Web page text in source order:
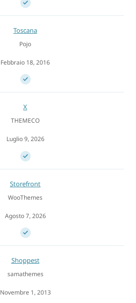
Toscana
Pojo
Febbraio 18, 2016
X
THEMECO
Luglio 9, 2026
Storefront
WooThemes
Agosto 7, 2026
Shoppest
samathemes
Novembre 1, 2013